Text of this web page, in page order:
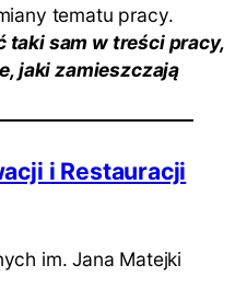
tematu pracy.
taki sam w treści pracy,
jaki zamieszczają
i Restauracji
im. Jana Matejki